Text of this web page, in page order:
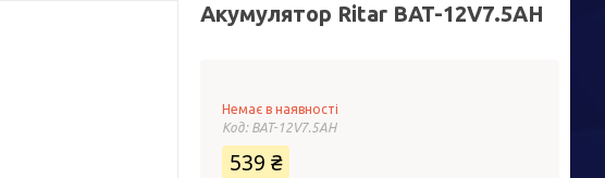
Акумулятор Ritar BAT-12V7.5AH
Немає в наявності
Код: BAT-12V7.5AH
539 ₴